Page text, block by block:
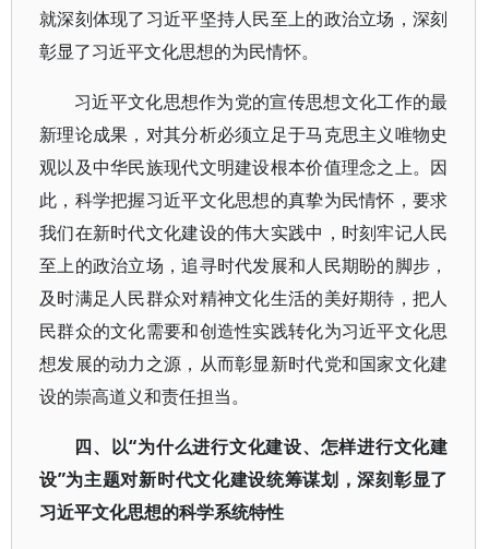
就深刻体现了习近平坚持人民至上的政治立场，深刻
彰显了习近平文化思想的为民情怀。
习近平文化思想作为党的宣传思想文化工作的最
新理论成果，对其分析必须立足于马克思主义唯物史
观以及中华民族现代文明建设根本价值理念之上。因
此，科学把握习近平文化思想的真挚为民情怀，要求
我们在新时代文化建设的伟大实践中，时刻牢记人民
至上的政治立场，追寻时代发展和人民期盼的脚步，
及时满足人民群众对精神文化生活的美好期待，把人
民群众的文化需要和创造性实践转化为习近平文化思
想发展的动力之源，从而彰显新时代党和国家文化建
设的崇高道义和责任担当。
四、以“为什么进行文化建设、怎样进行文化建
设”为主题对新时代文化建设统筹谋划，深刻彰显了
习近平文化思想的科学系统特性